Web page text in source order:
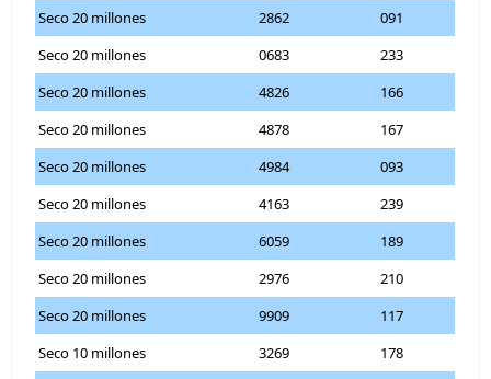
Seco 20 millones
2862
091
Seco 20 millones
0683
233
Seco 20 millones
4826
166
Seco 20 millones
4878
167
Seco 20 millones
4984
093
Seco 20 millones
4163
239
Seco 20 millones
6059
189
Seco 20 millones
2976
210
Seco 20 millones
9909
117
Seco 10 millones
3269
178